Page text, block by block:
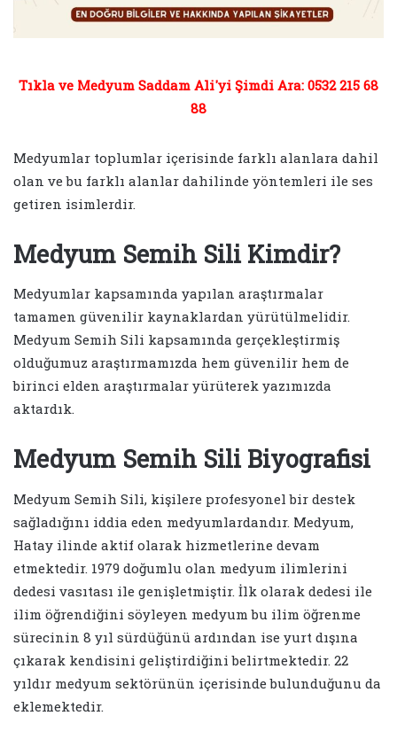
Tıkla ve Medyum Saddam Ali'yi Şimdi Ara: 0532 215 68
88
Medyumlar toplumlar içerisinde farklı alanlara dahil
olan ve bu farklı alanlar dahilinde yöntemleri ile ses
getiren isimlerdir.
Medyum Semih Sili Kimdir?
Medyumlar kapsamında yapılan araştırmalar
tamamen güvenilir kaynaklardan yürütülmelidir.
Medyum Semih Sili kapsamında gerçekleştirmiş
olduğumuz araştırmamızda hem güvenilir hem de
birinci elden araştırmalar yürüterek yazımızda
aktardık.
Medyum Semih Sili Biyografisi
Medyum Semih Sili, kişilere profesyonel bir destek
sağladığını iddia eden medyumlardandır. Medyum,
Hatay ilinde aktif olarak hizmetlerine devam
etmektedir. 1979 doğumlu olan medyum ilimlerini
dedesi vasıtası ile genişletmiştir. İlk olarak dedesi ile
ilim öğrendiğini söyleyen medyum bu ilim öğrenme
sürecinin 8 yıl sürdüğünü ardından ise yurt dışına
çıkarak kendisini geliştirdiğini belirtmektedir. 22
yıldır medyum sektörünün içerisinde bulunduğunu da
eklemektedir.